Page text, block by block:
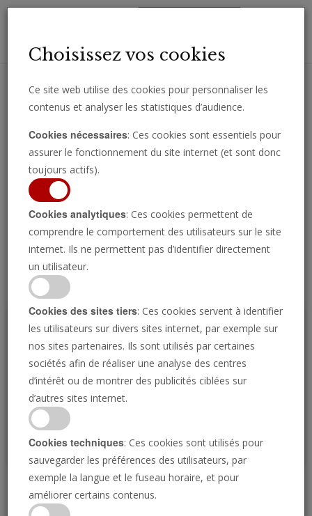
importantes directement par e-mail.
Regarder l’émission
P
Élie et le Jour de
Choisissez vos cookies
Ce site web utilise des cookies pour personnaliser les
contenus et analyser les statistiques d’audience.
Cookies nécessaires: Ces cookies sont essentiels pour
assurer le fonctionnement du site internet (et sont donc
toujours actifs).
Cookies analytiques: Ces cookies permettent de
comprendre le comportement des utilisateurs sur le site
internet. Ils ne permettent pas d’identifier directement
un utilisateur.
Cookies des sites tiers: Ces cookies servent à identifier
les utilisateurs sur divers sites internet, par exemple sur
nos sites partenaires. Ils sont utilisés par certaines
sociétés afin de réaliser une analyse des centres
d’intérêt ou de montrer des publicités ciblées sur
d’autres sites internet.
Cookies techniques: Ces cookies sont utilisés pour
sauvegarder les préférences des utilisateurs, par
exemple la langue et le fuseau horaire, et pour
améliorer certains contenus.